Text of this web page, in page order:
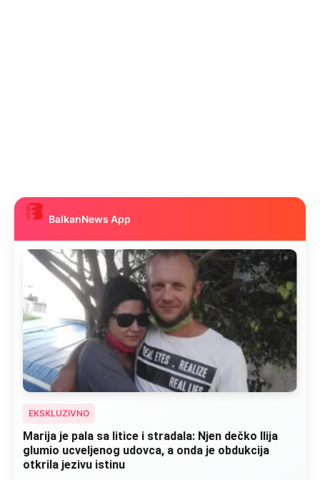
BalkanNews App
EKSKLUZIVNO
Marija je pala sa litice i stradala: Njen dečko Ilija
glumio ucveljenog udovca, a onda je obdukcija
otkrila jezivu istinu